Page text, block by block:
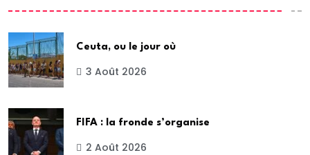
Ceuta, ou le jour où
3 Août 2026
FIFA : la fronde s’organise
2 Août 2026